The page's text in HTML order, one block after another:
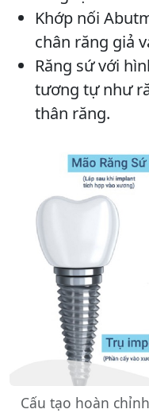
Khớp nối
chân răng giả
Răng sứ với
tương tự như
thân răng.
Cấu tạo hoàn